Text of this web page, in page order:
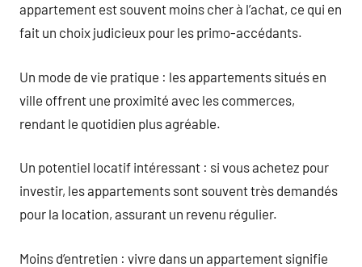
appartement est souvent moins cher à l’achat, ce qui en
fait un choix judicieux pour les primo-accédants.
Un mode de vie pratique : les appartements situés en
ville offrent une proximité avec les commerces,
rendant le quotidien plus agréable.
Un potentiel locatif intéressant : si vous achetez pour
investir, les appartements sont souvent très demandés
pour la location, assurant un revenu régulier.
Moins d’entretien : vivre dans un appartement signifie